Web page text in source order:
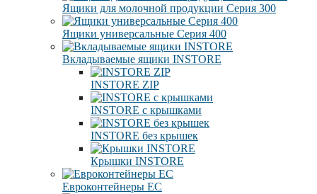
Ящики для молочной продукции Серия 300
Ящики универсальные Серия 400
Вкладываемые ящики INSTORE
INSTORE ZIP
INSTORE с крышками
INSTORE без крышек
Крышки INSTORE
Евроконтейнеры ЕC